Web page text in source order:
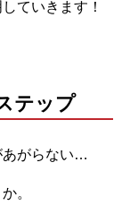
ていきます！
テップ
あがらない…
。